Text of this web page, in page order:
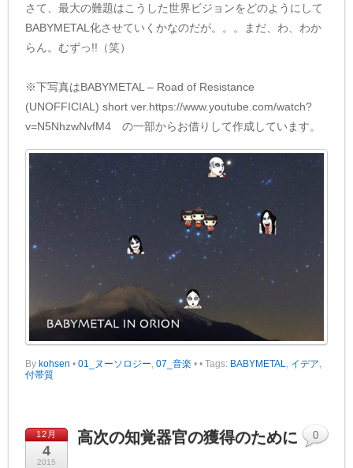
さて、最大の難題はこうした世界ビジョンをどのようにして
BABYMETAL化させていくかなのだが。。。まだ、わ、わか
らん。むずっ!!（笑）
※下写真はBABYMETAL – Road of Resistance
(UNOFFICIAL) short ver.https://www.youtube.com/watch?
v=N5NhzwNvfM4 の一部からお借りして作成しています。
By kohsen • 01_ヌーソロジー,07_音楽 • • Tags: BABYMETAL, イデア,
付帯質
12月
4
2015
高次の知覚器官の獲得のために 0